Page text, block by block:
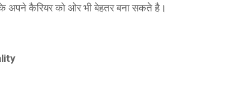
अपने कैरियर को ओर भी बेहतर बना सकते है।